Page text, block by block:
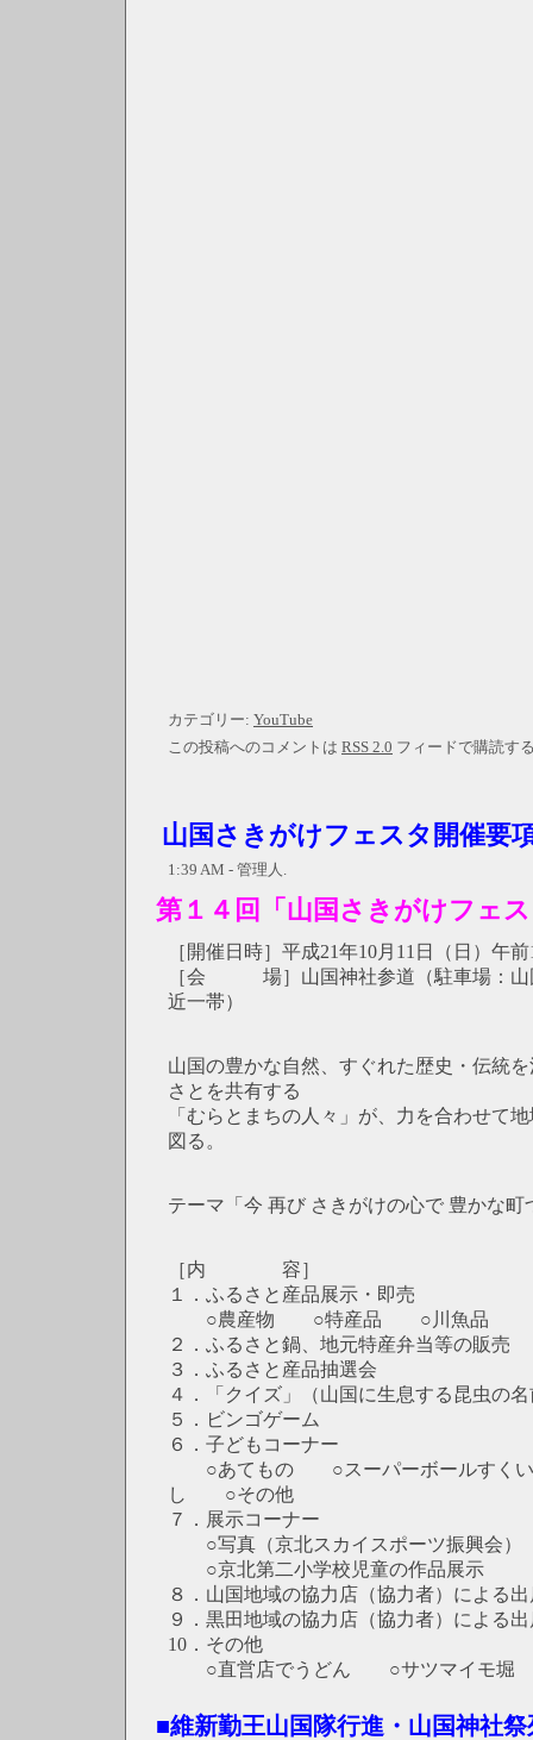
カテゴリー: YouTube
この投稿へのコメントは RSS 2.0 フィードで購読す
山国さきがけフェスタ開催要
1:39 AM - 管理人.
第１４回「山国さきがけフェ
［開催日時］平成21年10月11日（日）午
［会 場］山国神社参道（駐車場：山
近一帯）
山国の豊かな自然、すぐれた歴史・伝統
さとを共有する
「むらとまちの人々」が、力を合わせて
図る。
テーマ「今 再び さきがけの心で 豊かな町
［内 容］
１．ふるさと産品展示・即売
○農産物 ○特産品 ○川魚品
２．ふるさと鍋、地元特産弁当等の販売
３．ふるさと産品抽選会
４．「クイズ」（山国に生息する昆虫の
５．ビンゴゲーム
６．子どもコーナー
○あてもの ○スーパーボールすく
し ○その他
７．展示コーナー
○写真（京北スカイスポーツ振興会）
○京北第二小学校児童の作品展示
８．山国地域の協力店（協力者）による
９．黒田地域の協力店（協力者）による
10．その他
○直営店でうどん ○サツマイモ堀
■維新勤王山国隊行進・山国神社